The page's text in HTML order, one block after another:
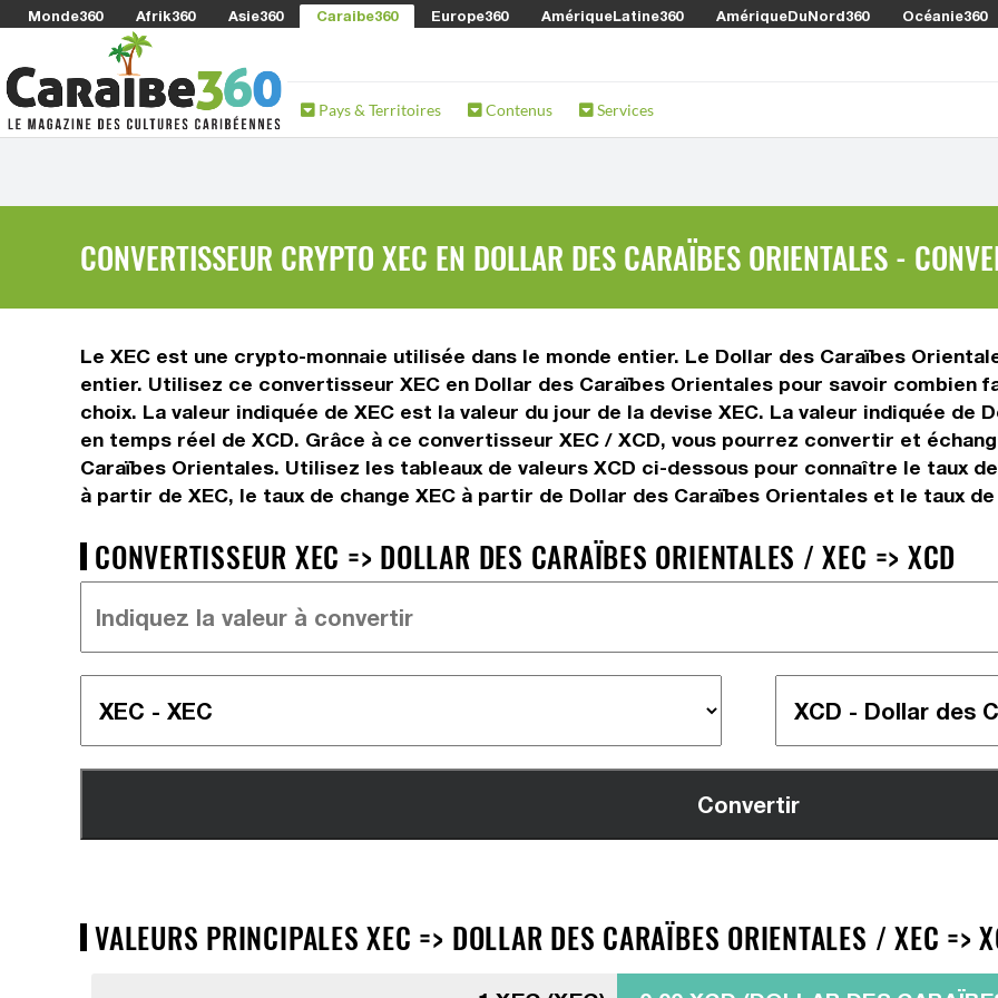
Monde360 Afrik360 Asie360 Caraibe360 Europe360 AmériqueLatine360 AmériqueDuNord360 Océanie360
Pays & Territoires Contenus Services
CONVERTISSEUR CRYPTO XEC EN DOLLAR DES CARAÏBES ORIENTALES -
Le XEC est une crypto-monnaie utilisée dans le monde entier. Le Dollar des Caraïbes
entier. Utilisez ce convertisseur XEC en Dollar des Caraïbes Orientales pour savoir combien
choix. La valeur indiquée de XEC est la valeur du jour de la devise XEC. La valeur indiquée de
en temps réel de XCD. Grâce à ce convertisseur XEC / XCD, vous pourrez convertir et
Caraïbes Orientales. Utilisez les tableaux de valeurs XCD ci-dessous pour connaître le taux
à partir de XEC, le taux de change XEC à partir de Dollar des Caraïbes Orientales et le taux de
CONVERTISSEUR XEC => DOLLAR DES CARAÏBES ORIENTALES / XEC => XCD
VALEURS PRINCIPALES XEC => DOLLAR DES CARAÏBES ORIENTALES / XEC =>